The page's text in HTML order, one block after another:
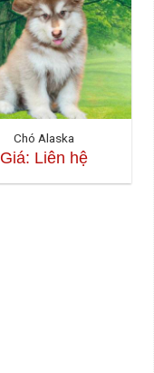
Chó Alaska
Giá: Liên hệ